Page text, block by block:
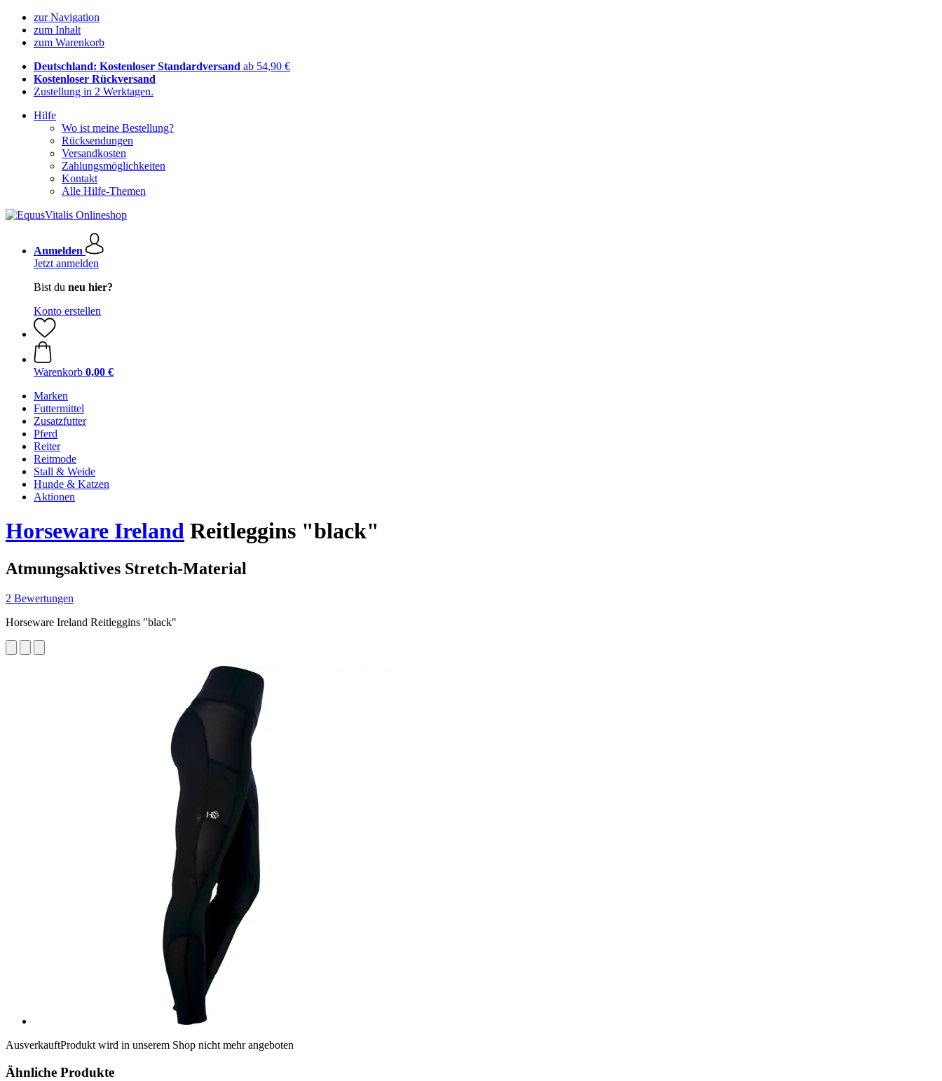
zur Navigation
zum Inhalt
zum Warenkorb
Deutschland: Kostenloser Standardversand ab 54,90 €
Kostenloser Rückversand
Zustellung in 2 Werktagen.
Hilfe
Wo ist meine Bestellung?
Rücksendungen
Versandkosten
Zahlungsmöglichkeiten
Kontakt
Alle Hilfe-Themen
Anmelden
Jetzt anmelden
Bist du neu hier?
Konto erstellen
Warenkorb 0,00 €
Marken
Futtermittel
Zusatzfutter
Pferd
Reiter
Reitmode
Stall & Weide
Hunde & Katzen
Aktionen
Horseware Ireland Reitleggins "black"
Atmungsaktives Stretch-Material
2 Bewertungen
Horseware Ireland Reitleggins "black"
AusverkauftProdukt wird in unserem Shop nicht mehr angeboten
Ähnliche Produkte